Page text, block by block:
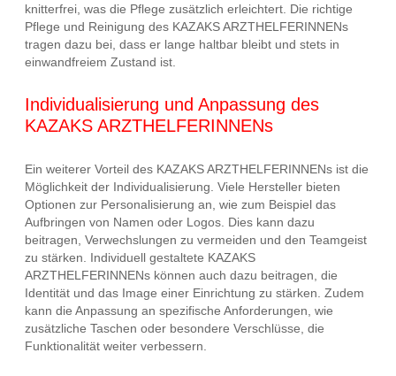
knitterfrei, was die Pflege zusätzlich erleichtert. Die richtige
Pflege und Reinigung des KAZAKS ARZTHELFERINNENs
tragen dazu bei, dass er lange haltbar bleibt und stets in
einwandfreiem Zustand ist.
Individualisierung und Anpassung des
KAZAKS ARZTHELFERINNENs
Ein weiterer Vorteil des KAZAKS ARZTHELFERINNENs ist die
Möglichkeit der Individualisierung. Viele Hersteller bieten
Optionen zur Personalisierung an, wie zum Beispiel das
Aufbringen von Namen oder Logos. Dies kann dazu
beitragen, Verwechslungen zu vermeiden und den Teamgeist
zu stärken. Individuell gestaltete KAZAKS
ARZTHELFERINNENs können auch dazu beitragen, die
Identität und das Image einer Einrichtung zu stärken. Zudem
kann die Anpassung an spezifische Anforderungen, wie
zusätzliche Taschen oder besondere Verschlüsse, die
Funktionalität weiter verbessern.